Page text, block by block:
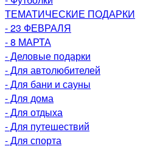
ТЕМАТИЧЕСКИЕ ПОДАРКИ
- 23 ФЕВРАЛЯ
- 8 МАРТА
- Деловые подарки
- Для автолюбителей
- Для бани и сауны
- Для дома
- Для отдыха
- Для путешествий
- Для спорта